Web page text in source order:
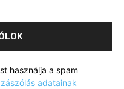
használja a spam
adatainak